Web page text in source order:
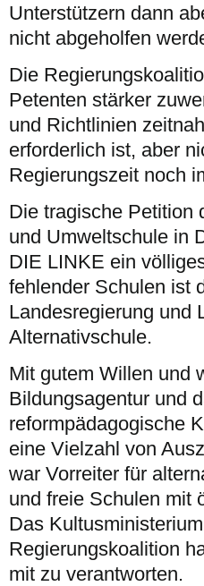
Unterstützern dann
nicht abgeholfen
Die
Petenten stärker
und Richtlinien
erforderlich ist, aber
Regierungszeit noch
Die tragische Petition
und Umweltschule in
DIE LINKE ein
fehlender Schulen ist
Landesregierung und
Alternativschule.
Mit gutem Willen und
Bildungsagentur und
reformpädagogische
eine Vielzahl von
war Vorreiter für
und freie Schulen mit
Das
Regierungskoalition
mit zu verantworten.